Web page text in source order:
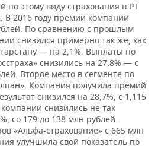
этому виду страхования в РТ
В 2016 году премии компании
По сравнению с прошлым
снизился примерно так же, как
— на 2,1%. Выплаты по
снизились на 27,8% — с
Второе место в сегменте по
Компания получила премий
снизился на 28,7%, с 1,115
снизились не так
со 179 до 138 млн рублей.
«Альфа-страхование» с 665 млн
улучшила свой показатель по